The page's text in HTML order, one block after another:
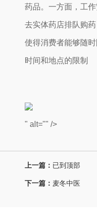
药品。一方面，工
去实体药店排队购
使得消费者能够随
时间和地点的限制
" alt="" />
上一篇： 已到顶部
下一篇： 麦冬中医